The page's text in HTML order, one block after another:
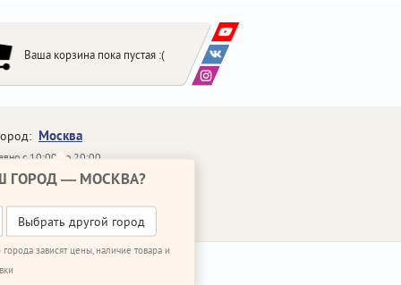
Ваша корзина пока пустая :(
Москва
ГОРОД — МОСКВА?
Выбрать другой город
зависят цены, наличие товара и
с 10:00 до 20:00
648-64-30
МНЕ